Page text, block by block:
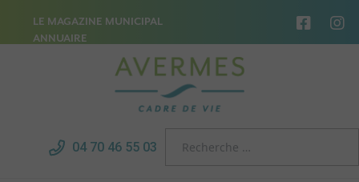
LE MAGAZINE MUNICIPAL
ANNUAIRE
04 70 46 55 03